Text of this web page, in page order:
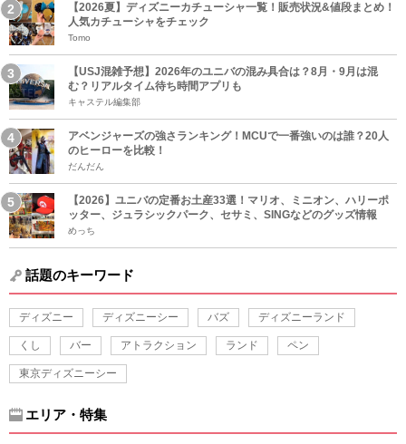
【2026夏】ディズニーカチューシャ一覧！販売状況&値段まとめ！
人気カチューシャをチェック
Tomo
【USJ混雑予想】2026年のユニバの混み具合は？8月・9月は混
む？リアルタイム待ち時間アプリも
キャステル編集部
アベンジャーズの強さランキング！MCUで一番強いのは誰？20人
のヒーローを比較！
だんだん
【2026】ユニバの定番お土産33選！マリオ、ミニオン、ハリーポ
ッター、ジュラシックパーク、セサミ、SINGなどのグッズ情報
めっち
話題のキーワード
ディズニー ディズニーシー バズ ディズニーランド
くし バー アトラクション ランド ペン
東京ディズニーシー
エリア・特集